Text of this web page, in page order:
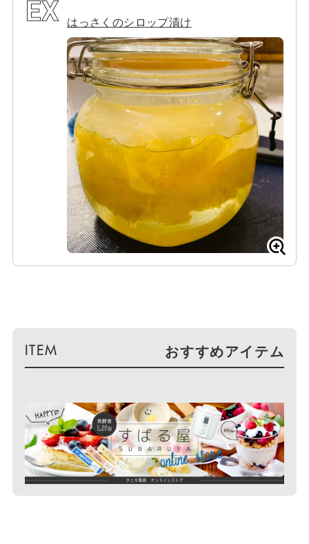
はっさくのシロップ漬け
おすすめアイテム